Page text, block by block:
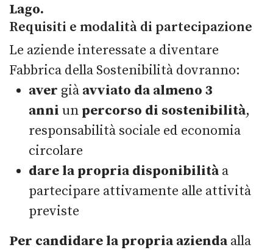
Lago.
Requisiti e modalità di partecipazione
Le aziende interessate a diventare
Fabbrica della Sostenibilità dovranno:
aver già avviato da almeno 3
anni un percorso di sostenibilità,
responsabilità sociale ed economia
circolare
dare la propria disponibilitàa
partecipare attivamente alle attività
previste
Per candidare la propria aziendaalla